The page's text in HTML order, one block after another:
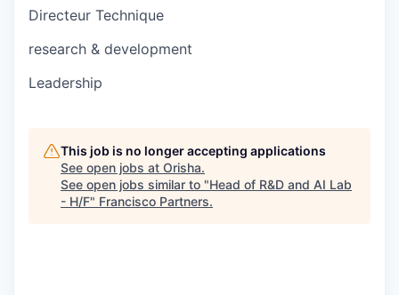
Directeur Technique
research & development
Leadership
This job is no longer accepting applications
See open jobs at Orisha.
See open jobs similar to "Head of R&D and AI Lab
- H/F" Francisco Partners.